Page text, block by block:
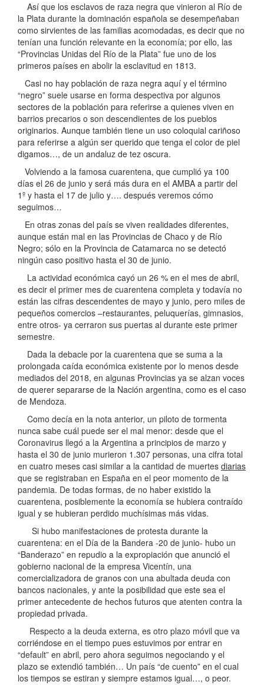
Así que los esclavos de raza negra que vinieron al Río de
la Plata durante la dominación española se desempeñaban
como sirvientes de las familias acomodadas, es decir que no
tenían una función relevante en la economía; por ello, las
“Provincias Unidas del Río de la Plata” fue uno de los
primeros países en abolir la esclavitud en 1813.
Casi no hay población de raza negra aquí y el término
“negro” suele usarse en forma despectiva por algunos
sectores de la población para referirse a quienes viven en
barrios precarios o son descendientes de los pueblos
originarios. Aunque también tiene un uso coloquial cariñoso
para referirse a algún ser querido que tenga el color de piel
digamos…, de un andaluz de tez oscura.
Volviendo a la famosa cuarentena, que cumplió ya 100
días el 26 de junio y será más dura en el AMBA a partir del
1º y hasta el 17 de julio y…. después veremos cómo
seguimos…
En otras zonas del país se viven realidades diferentes,
aunque están mal en las Provincias de Chaco y de Río
Negro; sólo en la Provincia de Catamarca no se detectó
ningún caso positivo hasta el 30 de junio.
La actividad económica cayó un 26 % en el mes de abril,
es decir el primer mes de cuarentena completa y todavía no
están las cifras descendentes de mayo y junio, pero miles de
pequeños comercios –restaurantes, peluquerías, gimnasios,
entre otros- ya cerraron sus puertas al durante este primer
semestre.
Dada la debacle por la cuarentena que se suma a la
prolongada caída económica existente por lo menos desde
mediados del 2018, en algunas Provincias ya se alzan voces
de querer separarse de la Nación argentina, como es el caso
de Mendoza.
Como decía en la nota anterior, un piloto de tormenta
nunca sabe cuál puede ser el mal menor: desde que el
Coronavirus llegó a la Argentina a principios de marzo y
hasta el 30 de junio murieron 1.307 personas, una cifra total
en cuatro meses casi similar a la cantidad de muertes diarias
que se registraban en España en el peor momento de la
pandemia. De todas formas, de no haber existido la
cuarentena, posiblemente la economía se hubiera contraído
igual y se hubieran perdido muchísimas más vidas.
Si hubo manifestaciones de protesta durante la
cuarentena: en el Día de la Bandera -20 de junio- hubo un
“Banderazo” en repudio a la expropiación que anunció el
gobierno nacional de la empresa Vicentín, una
comercializadora de granos con una abultada deuda con
bancos nacionales, y ante la posibilidad que este sea el
primer antecedente de hechos futuros que atenten contra la
propiedad privada.
Respecto a la deuda externa, es otro plazo móvil que va
corriéndose en el tiempo pues estuvimos por entrar en
“default” en abril, pero ahora seguimos negociando y el
plazo se extendió también… Un país “de cuento” en el cual
los tiempos se estiran y siempre estamos igual…, o peor.